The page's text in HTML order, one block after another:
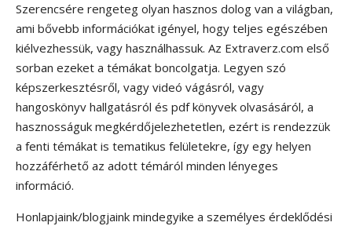
Szerencsére rengeteg olyan hasznos dolog van a világban,
ami bővebb információkat igényel, hogy teljes egészében
kiélvezhessük, vagy használhassuk. Az Extraverz.com első
sorban ezeket a témákat boncolgatja. Legyen szó
képszerkesztésről, vagy videó vágásról, vagy
hangoskönyv hallgatásról és pdf könyvek olvasásáról, a
hasznosságuk megkérdőjelezhetetlen, ezért is rendezzük
a fenti témákat is tematikus felületekre, így egy helyen
hozzáférhető az adott témáról minden lényeges
információ.
Honlapjaink/blogjaink mindegyike a személyes érdeklődési